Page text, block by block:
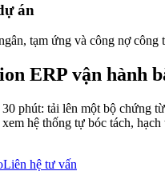
án
tạm ứng và công nợ công
ERP vận hành
phút: tải lên một bộ chứng
hệ thống tự bóc tách,
Liên hệ tư vấn